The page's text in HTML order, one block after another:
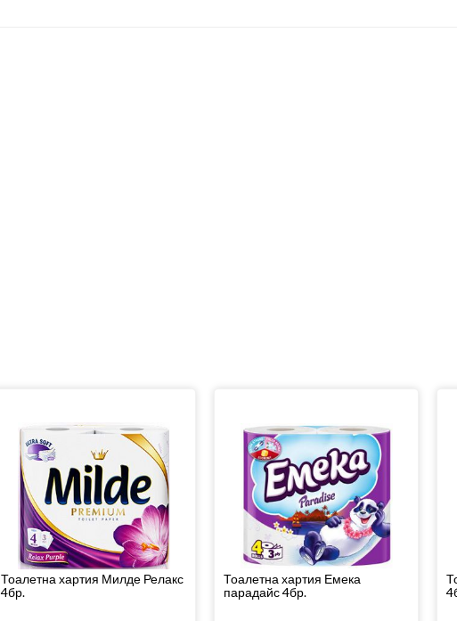
Тоалетна хартия Милде Релакс
4бр.
Тоалетна хартия Емека
парадайс 4бр.